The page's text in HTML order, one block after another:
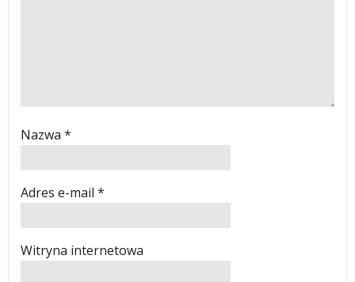
Nazwa *
Adres e-mail *
Witryna internetowa